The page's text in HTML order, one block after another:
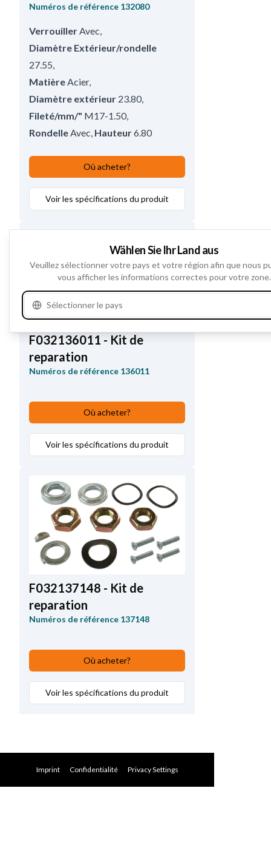
Numéros de référence 132080
Verrouiller Avec
Diamètre Extérieur/rondelle
27.55
Matière Acier,
Diamètre extérieur 23.80,
Fileté/mm/" M17-1.50,
Rondelle Avec Hauteur6.80
Où acheter?
Voir les spécifications du produit
F032136011 - Kit de
reparation
Numéros de référence 136011
Où acheter?
Voir les spécifications du produit
F032137148 - Kit de
reparation
Numéros de référence 137148
Où acheter?
Voir les spécifications du produit
Imprint Confidentialité Privacy Settings
Wählen Sie Ihr Land aus
Veuillez sélectionner votre pays et votre région afin que nous
vous afficher les informations correctes pour votre zone.
Sélectionner le pays